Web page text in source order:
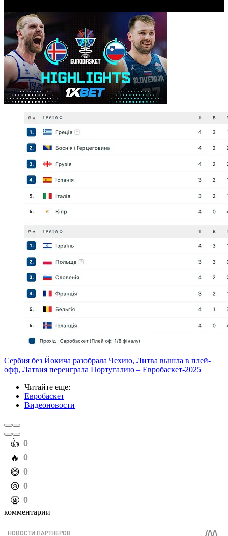
Сербия без Йокича разобрала Чехию, Литва вышла в плей-
офф, Латвия переиграла Португалию – Евробаскет-2025
Читайте еще:
Евробаскет
Видеоновости
️👍 0
️🔥 0
️😄 0
️😢 0
️🤬 0
комментарии